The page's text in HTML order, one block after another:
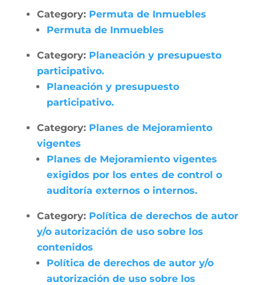
Category: Permuta de Inmuebles
Permuta de Inmuebles
Category: Planeación y presupuesto
participativo.
Planeación y presupuesto
participativo.
Category: Planes de Mejoramiento
vigentes
Planes de Mejoramiento vigentes
exigidos por los entes de control o
auditoría externos o internos.
Category: Política de derechos de autor
y/o autorización de uso sobre los
contenidos
Política de derechos de autor y/o
autorización de uso sobre los